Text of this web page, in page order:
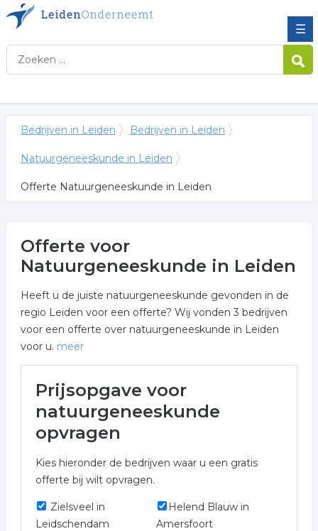
☰
Bedrijven in Leiden Bedrijven in Leiden
Natuurgeneeskunde in Leiden
Offerte Natuurgeneeskunde in Leiden
Offerte voor
Natuurgeneeskunde in Leiden
Heeft u de juiste natuurgeneeskunde gevonden in de
regio Leiden voor een offerte? Wij vonden 3 bedrijven
voor een offerte over natuurgeneeskunde in Leiden
voor u. meer
natuurgeneeskunde in Leiden
Het overzicht toont alle natuurgeneeskunde en hieraan
gerelateerde bedrijven in de regio Leiden om een prijs
bij op te vragen.
Onderstaande bedrijven zijn gerelateerd aan
natuurgeneeskunde in de plaats Leiden. Gebruik het
offerte formulier om meer informatie op te vragen over
Prijsopgave voor
natuurgeneeskunde
opvragen
Kies hieronder de bedrijven waar u een gratis
offerte bij wilt opvragen.
Zielsveel in
Leidschendam
Helend Blauw in
Amersfoort